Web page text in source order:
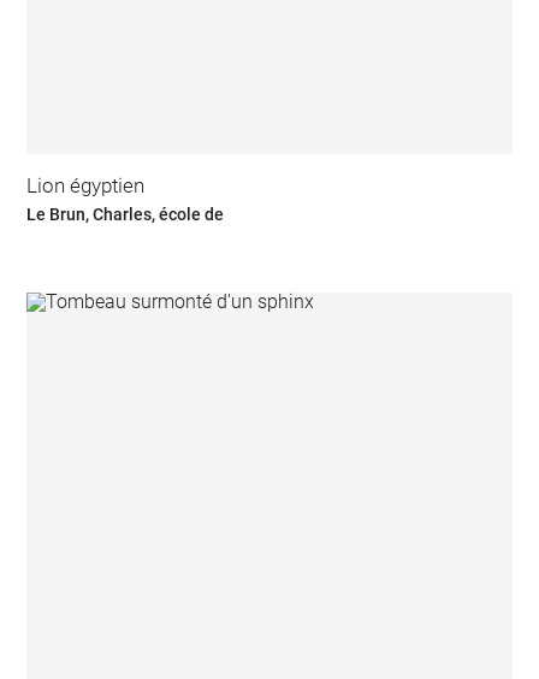
Lion égyptien
Le Brun, Charles, école de